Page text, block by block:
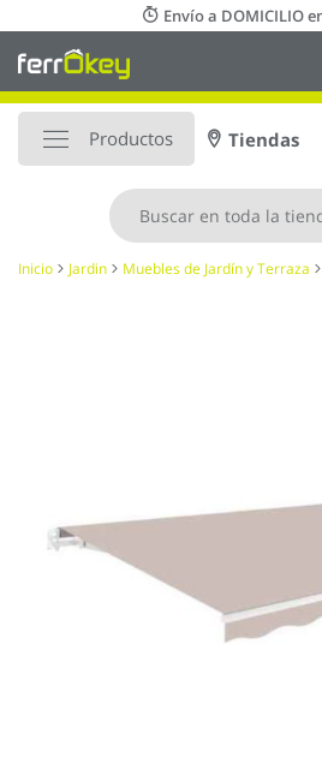
al
contenido
Envío a DOMICILIO
Productos Tiendas
Inicio Jardin Muebles de Jardín y Terraza